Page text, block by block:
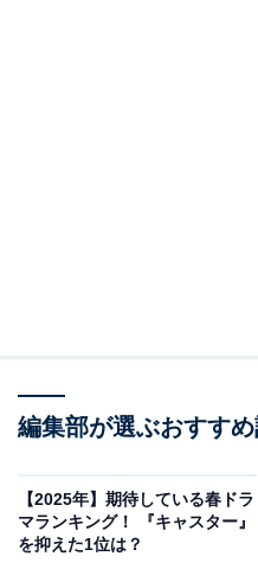
2位は、『続・続・最後か
系）に出演する坂口憲二さ
編集部が選ぶおすす
【2025年】期待している春ドラ
マランキング！ 『キャスター』
を抑えた1位は？